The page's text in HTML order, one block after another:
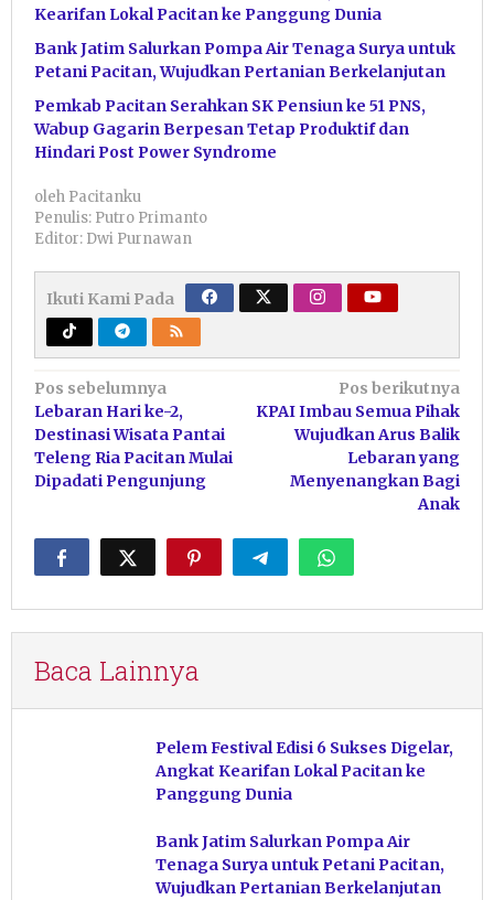
Kearifan Lokal Pacitan ke Panggung Dunia
Bank Jatim Salurkan Pompa Air Tenaga Surya untuk
Petani Pacitan, Wujudkan Pertanian Berkelanjutan
Pemkab Pacitan Serahkan SK Pensiun ke 51 PNS,
Wabup Gagarin Berpesan Tetap Produktif dan
Hindari Post Power Syndrome
oleh Pacitanku
Penulis: Putro Primanto
Editor: Dwi Purnawan
Ikuti Kami Pada
Navigasi
pos
Pos sebelumnya
Lebaran Hari ke-2,
Destinasi Wisata Pantai
Teleng Ria Pacitan Mulai
Dipadati Pengunjung
Pos berikutnya
KPAI Imbau Semua Pihak
Wujudkan Arus Balik
Lebaran yang
Menyenangkan Bagi
Anak
Baca Lainnya
Pelem Festival Edisi 6 Sukses Digelar,
Angkat Kearifan Lokal Pacitan ke
Panggung Dunia
Bank Jatim Salurkan Pompa Air
Tenaga Surya untuk Petani Pacitan,
Wujudkan Pertanian Berkelanjutan